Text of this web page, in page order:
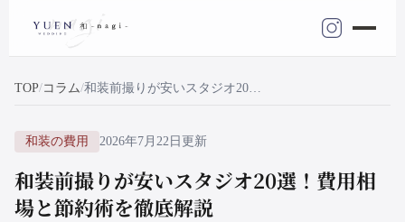
TOP コラム 和装前撮りが安いスタジオ20選！費用相場と節約術を徹底解説
和装の費用 2026年7月22日更新
和装前撮りが安いスタジオ20選！費用相
場と節約術を徹底解説